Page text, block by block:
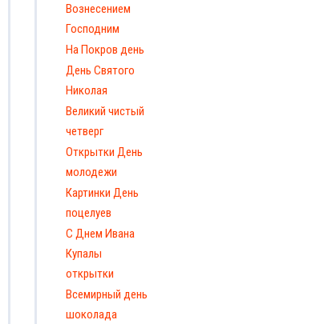
Вознесением
Господним
На Покров день
День Святого
Николая
Великий чистый
четверг
Открытки День
молодежи
Картинки День
поцелуев
С Днем Ивана
Купалы
открытки
Всемирный день
шоколада